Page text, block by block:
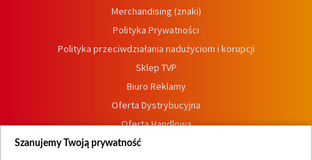
Merchandising (znaki)
Polityka Prywatności
Polityka przeciwdziałania nadużyciom i korupcji
Sklep TVP
Biuro Reklamy
Oferta Dystrybucyjna
Oferta Handlowa
Dostępność
Szanujemy Twoją prywatność